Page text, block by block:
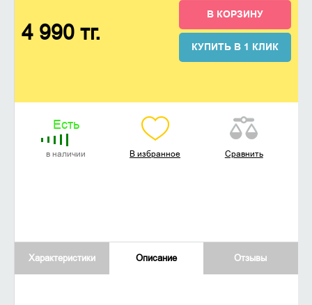
4 990 тг.
В КОРЗИНУ
КУПИТЬ В 1 КЛИК
Есть
в наличии В избранное Сравнить
Характеристики Описание Отзывы